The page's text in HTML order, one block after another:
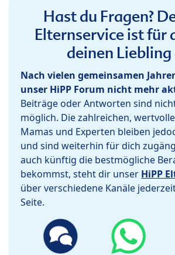
Hast du Fragen?
Elternservice ist für
deinen Liebling
Nach vielen gemeinsamen
unser HiPP Forum nicht mehr
Beiträge oder Antworten sind
möglich. Die zahlreichen,
Mamas und Experten bleiben
und sind weiterhin für dich
auch künftig die bestmögliche
bekommst, steht dir unser HiPP
über verschiedene Kanäle
Seite.